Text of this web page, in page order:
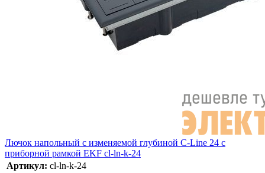
Лючок напольный с изменяемой глубиной C-Line 24 с
приборной рамкой EKF cl-ln-k-24
Артикул: cl-ln-k-24